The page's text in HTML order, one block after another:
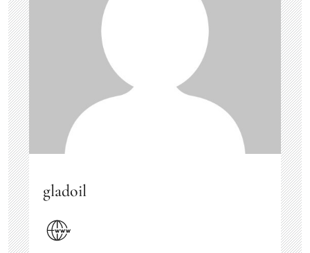
gladoil